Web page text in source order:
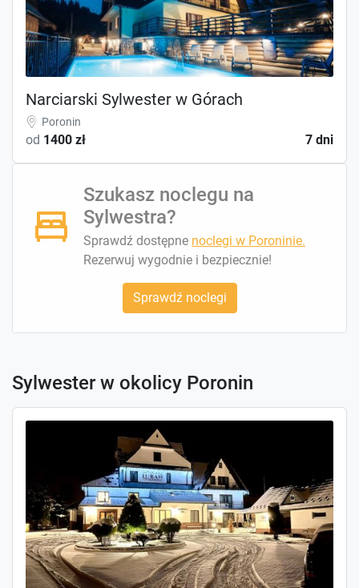
Narciarski Sylwester w Górach
Poronin
od 1400 zł 7 dni
Szukasz noclegu na
Sylwestra?
Sprawdź dostępne noclegi w Poroninie.
Rezerwuj wygodnie i bezpiecznie!
Sprawdź noclegi
Sylwester w okolicy Poronin